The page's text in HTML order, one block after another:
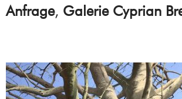
Anfrage, Galerie Cyprian